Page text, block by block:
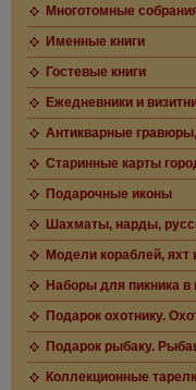
Многотомные
Именные книги
Гостевые книги
Ежедневники и
Антикварные
Старинные карты
Подарочные иконы
Шахматы, нарды,
Модели кораблей, яхт
Наборы для пикника в
Подарок охотнику.
Подарок рыбаку.
Коллекционные